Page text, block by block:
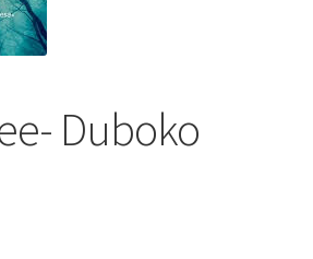
Duboko